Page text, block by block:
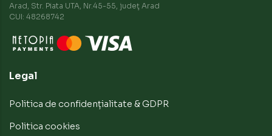
Arad, Str. Piata UTA, Nr.45-55, judeţ Arad
CUI: 48268742
Legal
Politica de confidențialitate & GDPR
Politica cookies